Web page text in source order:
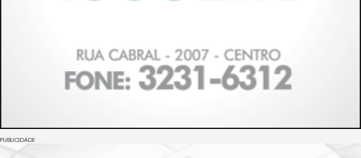
PUBLICIDADE